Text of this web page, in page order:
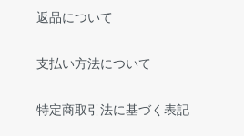
返品について
支払い方法について
特定商取引法に基づく表記